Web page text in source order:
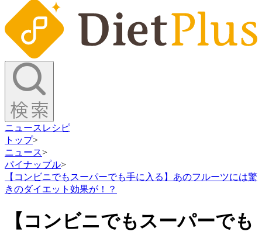
ニュース レシピ
トップ>
ニュース>
パイナップル>
【コンビニでもスーパーでも手に入る】あのフルーツには驚
きのダイエット効果が！？
【コンビニでもスーパーでも